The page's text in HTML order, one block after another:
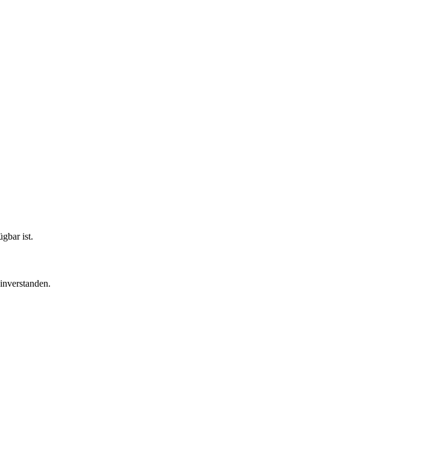
ist.